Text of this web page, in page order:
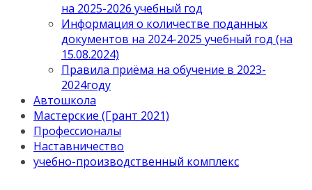
на 2025-2026 учебный год
Информация о количестве поданных
документов на 2024-2025 учебный год (на
15.08.2024)
Правила приёма на обучение в 2023-
2024году
Автошкола
Мастерские (Грант 2021)
Профессионалы
Наставничество
учебно-производственный комплекс